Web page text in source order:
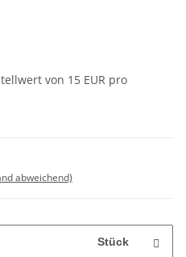
von 15 EUR pro
abweichend)
Stück